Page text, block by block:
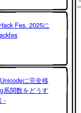
Fes. 2025に
に完全移
系関数をどうす
-